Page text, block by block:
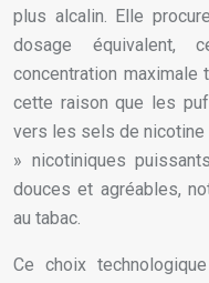
plus alcalin. Elle
dosage équivalent,
concentration maximale
cette raison que les
vers les sels de
» nicotiniques
douces et agréables,
au tabac.
Ce choix